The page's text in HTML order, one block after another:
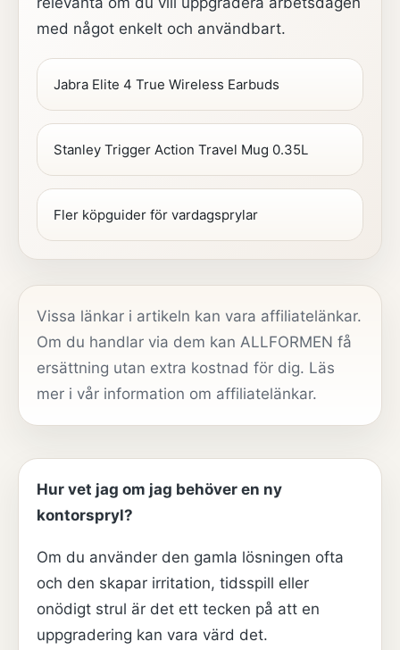
med något enkelt och användbart.
Jabra Elite 4 True Wireless Earbuds
Stanley Trigger Action Travel Mug 0.35L
Fler köpguider för vardagsprylar
Vissa länkar i artikeln kan vara affiliatelänkar.
Om du handlar via dem kan ALLFORMEN få
ersättning utan extra kostnad för dig. Läs
mer i vår information om affiliatelänkar.
Hur vet jag om jag behöver en ny
kontorspryl?
Om du använder den gamla lösningen ofta
och den skapar irritation, tidsspill eller
onödigt strul är det ett tecken på att en
uppgradering kan vara värd det.